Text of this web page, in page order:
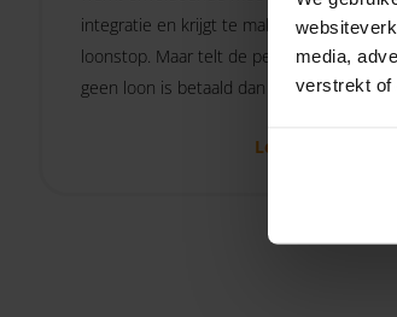
media,
verstrekt of
integratie en krijgt te maken met een
loonstop. Maar telt de periode waarin
geen loon is betaald dan wel of niet
Lees verder